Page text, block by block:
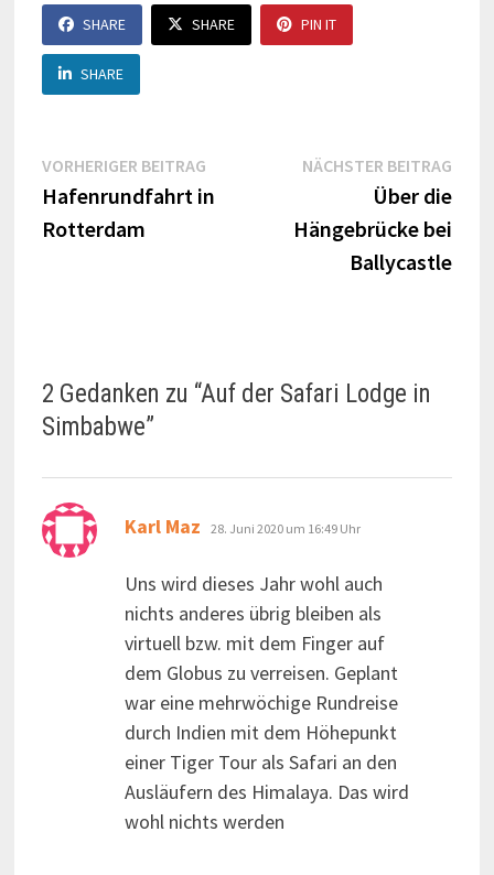
SHARE SHARE PIN IT
SHARE
Beitragsnavigation
VORHERIGER BEITRAGVorheriger
Beitrag:
Hafenrundfahrt in
Rotterdam
NÄCHSTER BEITRAG
Über die
Hängebrücke bei
Ballycastle
2 Gedanken zu “Auf der Safari Lodge in
Simbabwe”
Karl Maz sagt:
28. Juni 2020 um 16:49 Uhr
Uns wird dieses Jahr wohl auch
nichts anderes übrig bleiben als
virtuell bzw. mit dem Finger auf
dem Globus zu verreisen. Geplant
war eine mehrwöchige Rundreise
durch Indien mit dem Höhepunkt
einer Tiger Tour als Safari an den
Ausläufern des Himalaya. Das wird
wohl nichts werden